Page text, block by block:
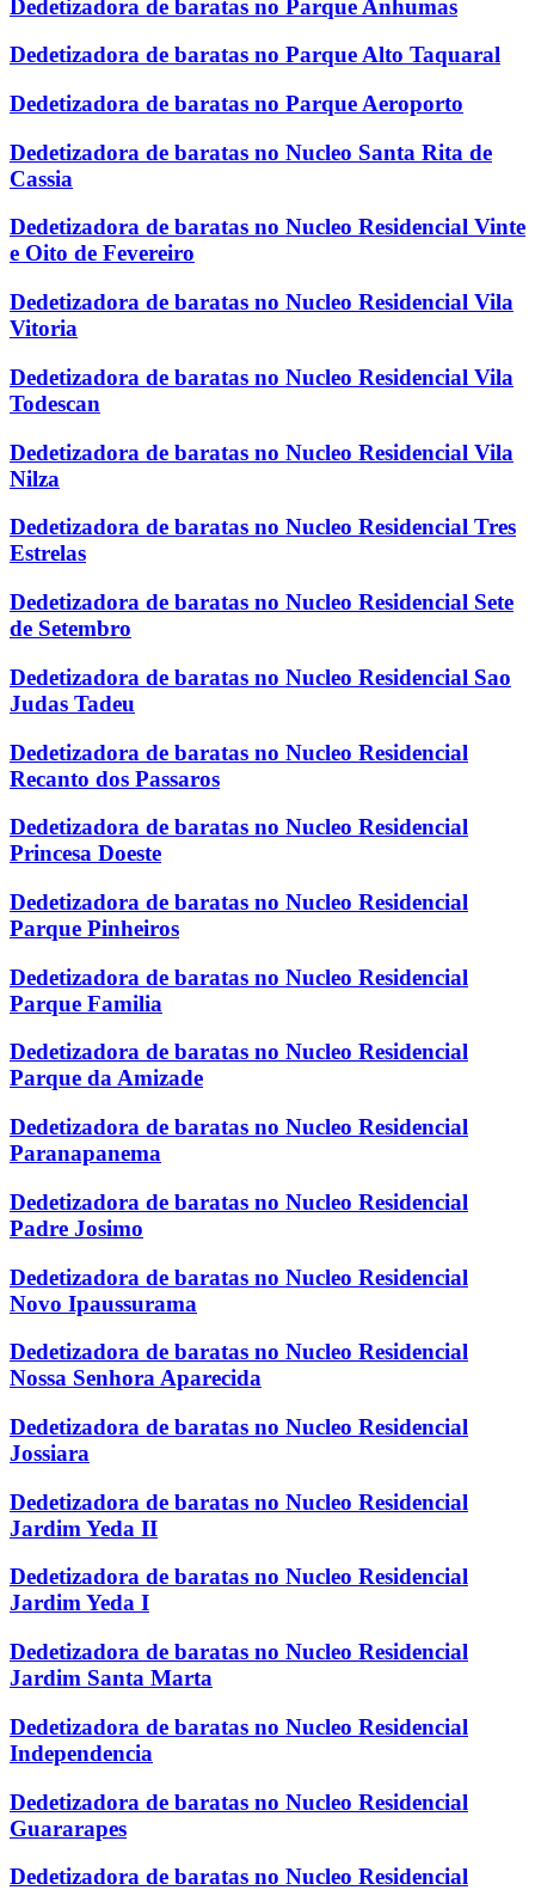
Dedetizadora de baratas no Parque Anhumas
Dedetizadora de baratas no Parque Alto Taquaral
Dedetizadora de baratas no Parque Aeroporto
Dedetizadora de baratas no Nucleo Santa Rita de
Cassia
Dedetizadora de baratas no Nucleo Residencial Vinte
e Oito de Fevereiro
Dedetizadora de baratas no Nucleo Residencial Vila
Vitoria
Dedetizadora de baratas no Nucleo Residencial Vila
Todescan
Dedetizadora de baratas no Nucleo Residencial Vila
Nilza
Dedetizadora de baratas no Nucleo Residencial Tres
Estrelas
Dedetizadora de baratas no Nucleo Residencial Sete
de Setembro
Dedetizadora de baratas no Nucleo Residencial Sao
Judas Tadeu
Dedetizadora de baratas no Nucleo Residencial
Recanto dos Passaros
Dedetizadora de baratas no Nucleo Residencial
Princesa Doeste
Dedetizadora de baratas no Nucleo Residencial
Parque Pinheiros
Dedetizadora de baratas no Nucleo Residencial
Parque Familia
Dedetizadora de baratas no Nucleo Residencial
Parque da Amizade
Dedetizadora de baratas no Nucleo Residencial
Paranapanema
Dedetizadora de baratas no Nucleo Residencial
Padre Josimo
Dedetizadora de baratas no Nucleo Residencial
Novo Ipaussurama
Dedetizadora de baratas no Nucleo Residencial
Nossa Senhora Aparecida
Dedetizadora de baratas no Nucleo Residencial
Jossiara
Dedetizadora de baratas no Nucleo Residencial
Jardim Yeda II
Dedetizadora de baratas no Nucleo Residencial
Jardim Yeda I
Dedetizadora de baratas no Nucleo Residencial
Jardim Santa Marta
Dedetizadora de baratas no Nucleo Residencial
Independencia
Dedetizadora de baratas no Nucleo Residencial
Guararapes
Dedetizadora de baratas no Nucleo Residencial